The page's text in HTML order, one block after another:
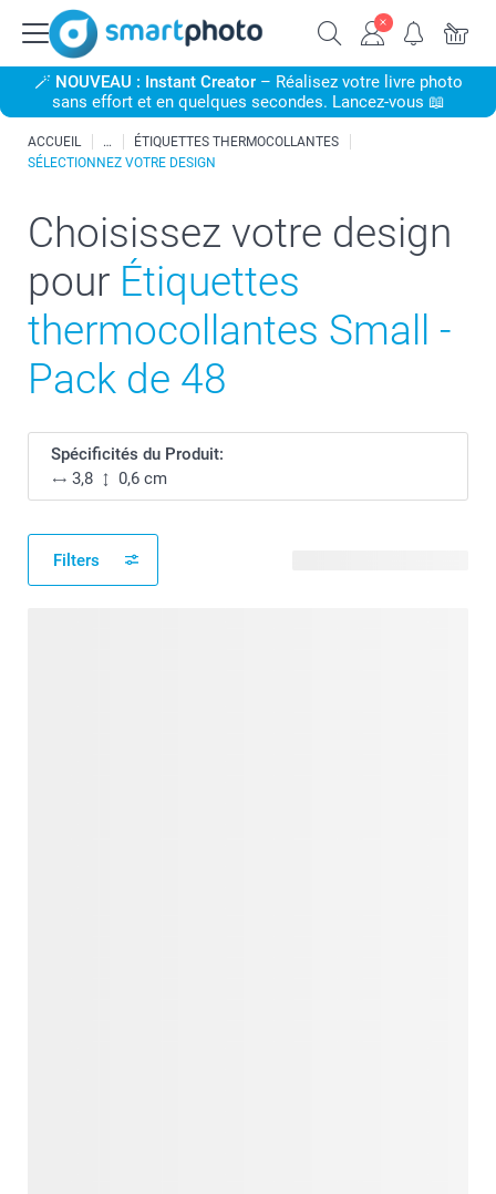
🪄 NOUVEAU : Instant Creator– Réalisez votre livre photo
sans effort et en quelques secondes. Lancez-vous 📖
ACCUEIL
ÉTIQUETTES THERMOCOLLANTES
SÉLECTIONNEZ VOTRE DESIGN
Choisissez votre design
pour Étiquettes
thermocollantes Small -
Pack de 48
Spécificités du Produit:
3,8
0,6 cm
Filters